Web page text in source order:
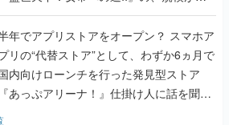
こだわりをプロデューサーに聞いた
年でアプリストアをオープン？ スマホア
リの“代替ストア”として、わずか6ヵ月で
内向けローンチを行った発見型ストア
『あっぷアリーナ！』仕掛け人に話を聞い